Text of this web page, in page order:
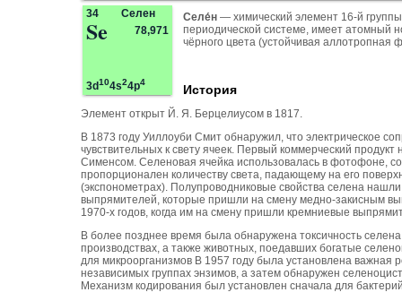
34 Селен
Se 78,971
3d104s24p4
Селе́н — химический элемент 16-й
периодической системе, имеет атомный
чёрного цвета (устойчивая
История
Элемент открыт Й. Я. Берцелиусом в 1817.
В 1873 году Уиллоуби Смит обнаружил, что электрическое
чувствительных к свету ячеек. Первый коммерческий
Сименсом. Селеновая ячейка использовалась в фотофоне,
пропорционален количеству света, падающему на его
(экспонометрах). Полупроводниковые свойства селена
выпрямителей, которые пришли на смену медно-закисным
1970-х годов, когда им на смену пришли кремниевые
В более позднее время была обнаружена токсичность
производствах, а также животных, поедавших богатые
для микроорганизмов В 1957 году была установлена
независимых группах энзимов, а затем обнаружен
Механизм кодирования был установлен сначала для